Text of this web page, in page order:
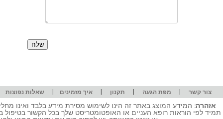
צור קשר | מפת הגעה | תקנון |איך מזמינים | שאלות נפוצות
אזהרה: המידע המוצג באתר זה הינו לשימוש מסירת מידע בלבד ואינו
תמיד לפי הוראות רופא העניים או האופטומטריסט שלך בכל הקשור